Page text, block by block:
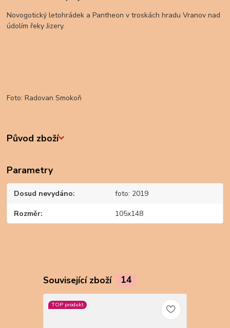
Novogotický letohrádek a Pantheon v troskách hradu Vranov nad
údolím řeky Jizery.
Foto: Radovan Smokoň
Původ zboží
Parametry
Dosud nevydáno foto: 2019
Rozměr 105x148
Související zboží 14
TOP produkt